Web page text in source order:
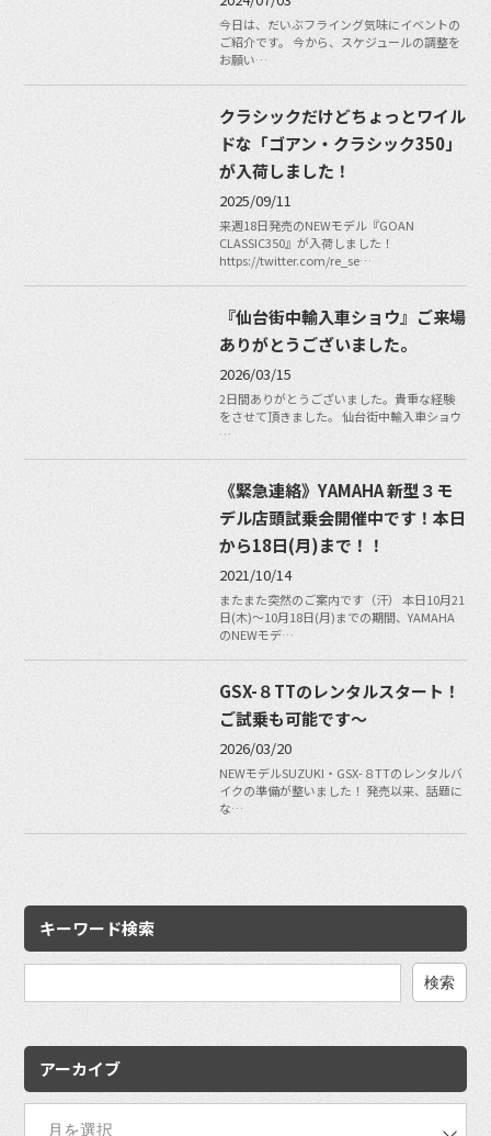
今日は、だいぶフライング気味にイベントの
ご紹介です。 今から、スケジュールの調整を
お願い…
クラシックだけどちょっとワイル
ドな「ゴアン・クラシック350」
が入荷しました！
2025/09/11
来週18日発売のNEWモデル『GOAN
CLASSIC350』が入荷しました！
https://twitter.com/re_se…
『仙台街中輸入車ショウ』ご来場
ありがとうございました。
2026/03/15
2日間ありがとうございました。貴重な経験
をさせて頂きました。 仙台街中輸入車ショウ
…
《緊急連絡》YAMAHA 新型３モ
デル店頭試乗会開催中です！本日
から18日(月)まで！！
2021/10/14
またまた突然のご案内です（汗） 本日10月21
日(木)〜10月18日(月)までの期間、YAMAHA
のNEWモデ…
GSX-８TTのレンタルスタート！
ご試乗も可能です〜
2026/03/20
NEWモデルSUZUKI・GSX-８TTのレンタルバ
イクの準備が整いました！ 発売以来、話題に
な…
キーワード検索
アーカイブ